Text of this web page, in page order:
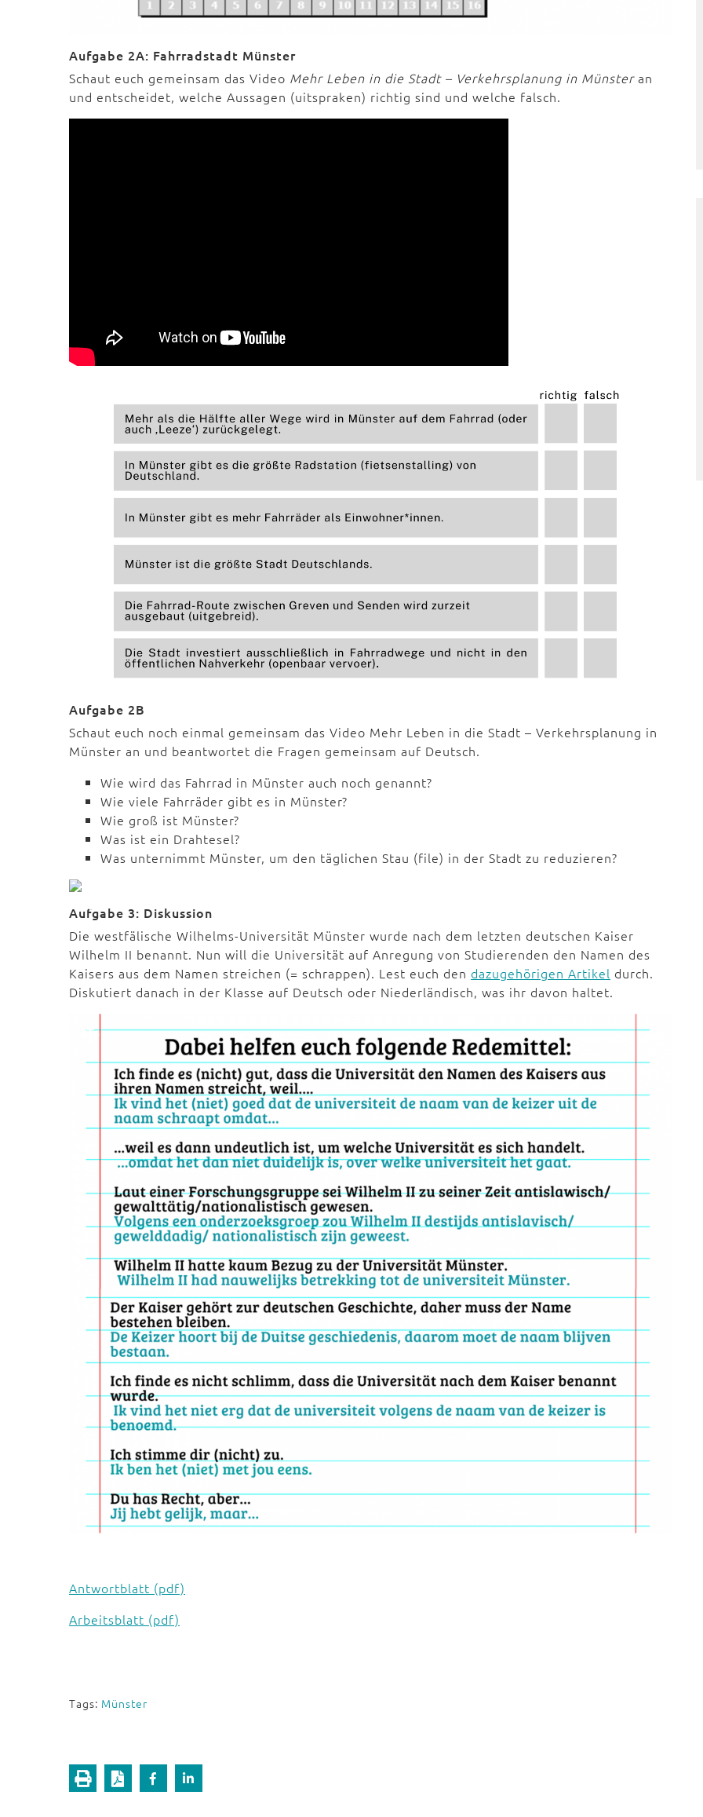
Aufgabe 2A: Fahrradstadt Münster
Schaut euch gemeinsam das Video Mehr Leben in die Stadt – Verkehrsplanung in Münsteran
und entscheidet, welche Aussagen (uitspraken) richtig sind und welche falsch.
Aufgabe 2B
Schaut euch noch einmal gemeinsam das Video Mehr Leben in die Stadt – Verkehrsplanung in
Münster an und beantwortet die Fragen gemeinsam auf Deutsch.
Wie wird das Fahrrad in Münster auch noch genannt?
Wie viele Fahrräder gibt es in Münster?
Wie groß ist Münster?
Was ist ein Drahtesel?
Was unternimmt Münster, um den täglichen Stau (file) in der Stadt zu reduzieren?
Aufgabe 3: Diskussion
Die westfälische Wilhelms-Universität Münster wurde nach dem letzten deutschen Kaiser
Wilhelm II benannt. Nun will die Universität auf Anregung von Studierenden den Namen des
Kaisers aus dem Namen streichen (= schrappen). Lest euch den dazugehörigen Artikel durch.
Diskutiert danach in der Klasse auf Deutsch oder Niederländisch, was ihr davon haltet.
Antwortblatt (pdf)
Arbeitsblatt (pdf)
Tags: Münster